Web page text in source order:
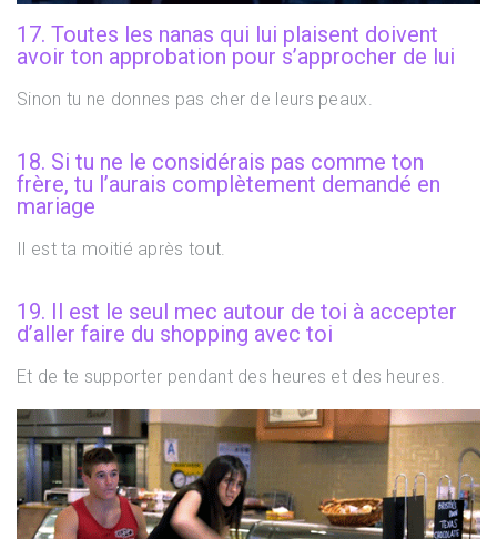
17. Toutes les nanas qui lui plaisent doivent
avoir ton approbation pour s’approcher de lui
Sinon tu ne donnes pas cher de leurs peaux.
18. Si tu ne le considérais pas comme ton
frère, tu l’aurais complètement demandé en
mariage
Il est ta moitié après tout.
19. Il est le seul mec autour de toi à accepter
d’aller faire du shopping avec toi
Et de te supporter pendant des heures et des heures.